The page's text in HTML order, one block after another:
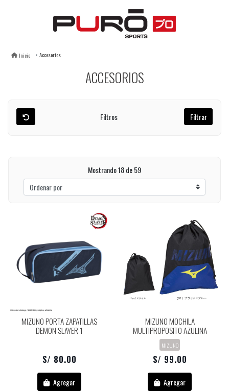
Inicio Accesorios
ACCESORIOS
Filtros Filtrar
Mostrando18de 59
MIZUNO PORTA ZAPATILLAS
DEMON SLAYER 1
S/ 80.00
Agregar
MIZUNO MOCHILA
MULTIPROPOSITO AZULINA
MIZUNO
S/ 99.00
Agregar